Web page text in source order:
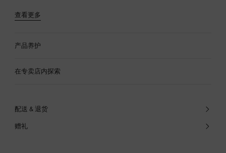
查看更多
产品养护
在专卖店内探索
配送 & 退货
赠礼